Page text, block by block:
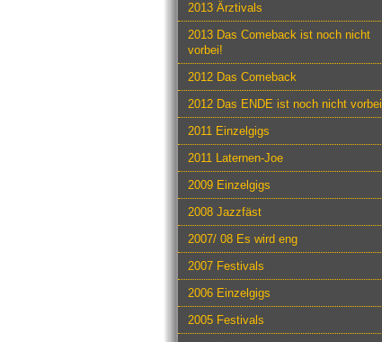
2013 Ärztivals
2013 Das Comeback ist noch nicht
vorbei!
2012 Das Comeback
2012 Das ENDE ist noch nicht vorbei
2011 Einzelgigs
2011 Laternen-Joe
2009 Einzelgigs
2008 Jazzfäst
2007/ 08 Es wird eng
2007 Festivals
2006 Einzelgigs
2005 Festivals